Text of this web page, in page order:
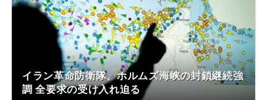
イラン革命防衛隊、ホルムズ海峡の封鎖継続強
調 全要求の受け入れ迫る